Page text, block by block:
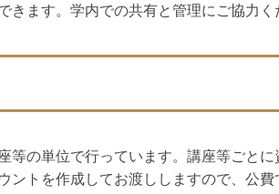
ます。学内での共有と管理にご協力く
等の単位で行っています。講座等ごと
ントを作成してお渡ししますので、公